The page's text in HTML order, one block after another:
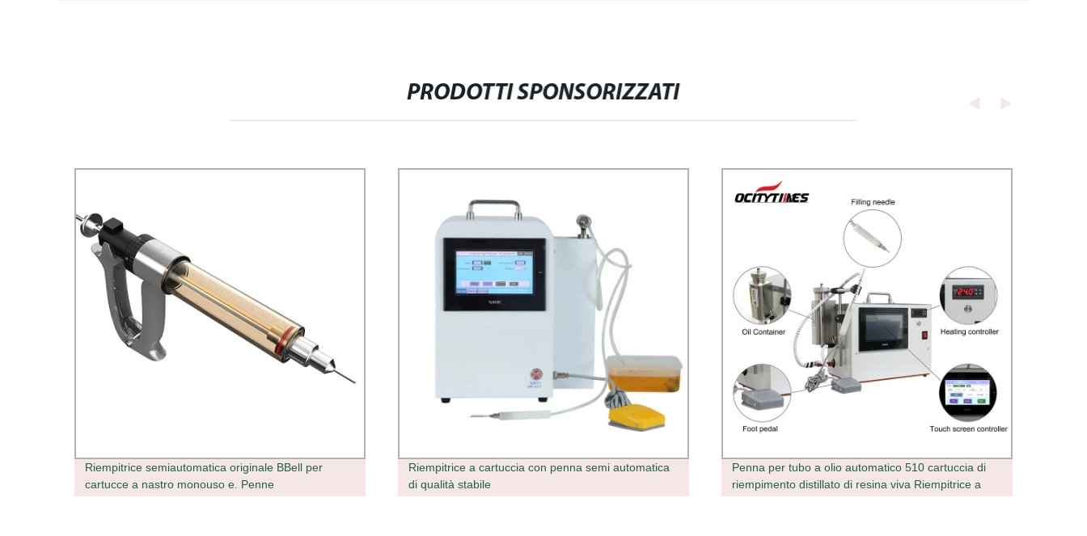
PRODOTTI SPONSORIZZATI
Riempitrice semiautomatica originale BBell per
cartucce a nastro monouso e. Penne
Riempitrice a cartuccia con penna semi automatica
di qualità stabile
Penna per tubo a olio automatico 510 cartuccia di
riempimento distillato di resina viva Riempitrice a